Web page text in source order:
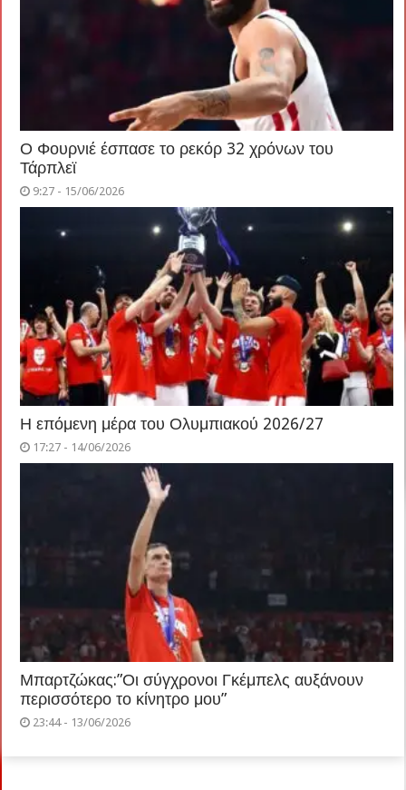
Ο Φουρνιέ έσπασε το ρεκόρ 32 χρόνων του
Τάρπλεϊ
9:27 - 15/06/2026
Η επόμενη μέρα του Ολυμπιακού 2026/27
17:27 - 14/06/2026
Μπαρτζώκας:”Οι σύγχρονοι Γκέμπελς αυξάνουν
περισσότερο το κίνητρο μου”
23:44 - 13/06/2026